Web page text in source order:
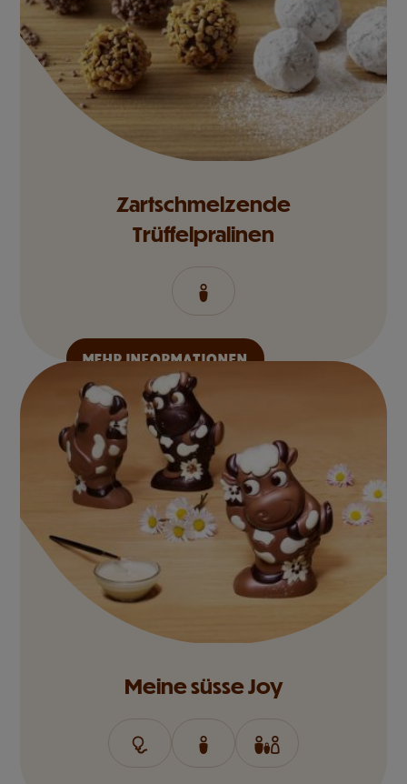
Zartschmelzende
Trüffelpralinen
MEHR INFORMATIONEN
Meine süsse Joy